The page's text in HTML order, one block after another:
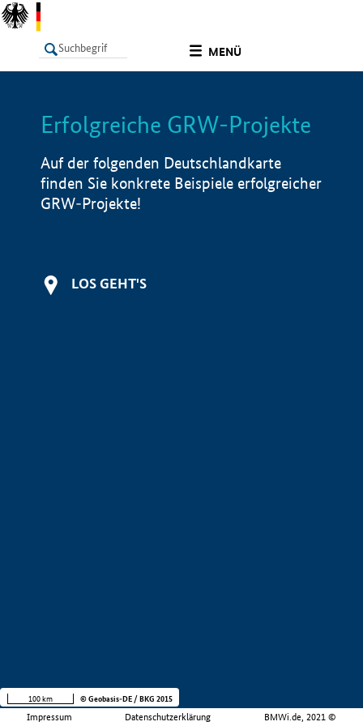
MENÜ
LISTE Info
Erfolgreiche GRW-Projekte
Auf der folgenden Deutschlandkarte
finden Sie konkrete Beispiele erfolgreicher
GRW-Projekte!
LOS GEHT'S
Impressum Datenschutzerklärung BMWi.de, 2021 ©
100 km © Geobasis-DE / BKG 2015